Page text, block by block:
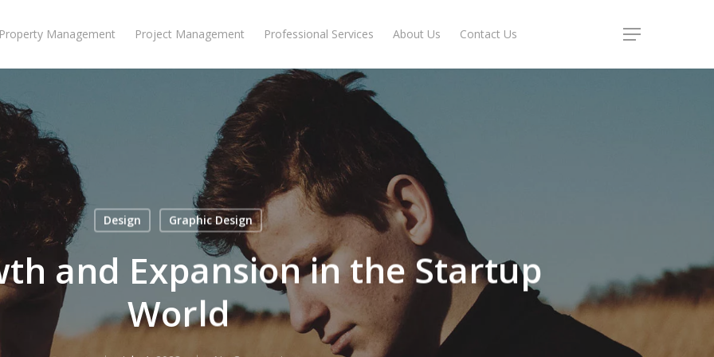
Property Management Project Management Professional Services About Us Contact Us Menu
Design Graphic Design
and Expansion in the Startup
World